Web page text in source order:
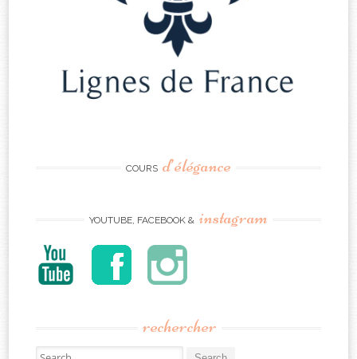
COURS d’élégance
YOUTUBE, FACEBOOK & instagram
rechercher
Search